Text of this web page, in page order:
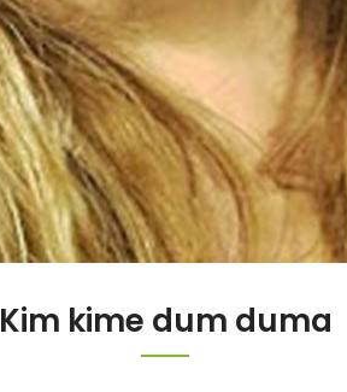
Kim kime dum duma